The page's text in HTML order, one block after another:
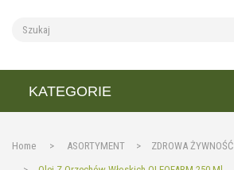
KATEGORIE
Home > ASORTYMENT > ZDROWA ŻYWNOŚĆ